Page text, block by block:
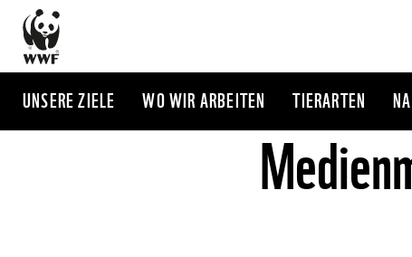
Direkt
zum
Inhalt
UNSERE ZIELE WO WIR ARBEITEN TIERARTEN